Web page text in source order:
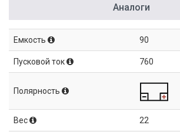
Аналоги
Емкость 90
Пусковой ток 760
Полярность
Вес 22